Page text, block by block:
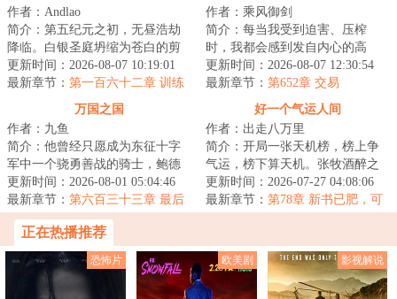
作者：Andlao
简介：第五纪元之初，无昼浩劫
降临。白银圣庭坍缩为苍白的剪
影，时光将帝国碾作尘埃，起源
之海仍在咆哮，...
更新时间：2026-08-07 10:19:01
最新章节： 第一百六十二章 训练
作者：乘风御剑
简介：每当我受到迫害、压榨
时，我都会感到发自内心的高
兴、喜悦，因为，还有人敢迫害
我、压榨我，只能证...
更新时间：2026-08-07 12:30:54
最新章节： 第652章 交易
万国之国
作者：九鱼
简介：他曾经只愿成为东征十字
军中一个骁勇善战的骑士，鲍德
温四世麾下一个忠诚的臣子，只
为捍卫圣地与民...
更新时间：2026-08-01 05:04:46
最新章节： 第六百三十三章 最后
一战（完结）大完结！
好一个气运人间
作者：出走八万里
简介：开局一张天机榜，榜上争
气运，榜下算天机。张牧酒醉之
间，穿越到了这个聚气运，修武
道的世界。有人...
更新时间：2026-07-27 04:08:06
最新章节： 第78章 新书已肥，可
正在热播推荐
恐怖片 欧美剧 影视解说